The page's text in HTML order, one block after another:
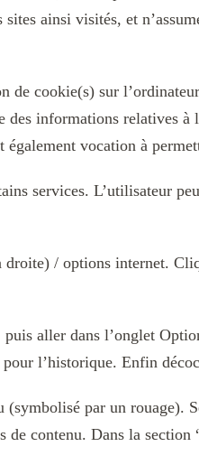
ainsi visités, et
de cookie(s) sur
informations relatives
vocation à
services. L’utilisateur
/ options internet.
aller dans l’onglet
l’historique. Enfin
par un rouage).
contenu. Dans la